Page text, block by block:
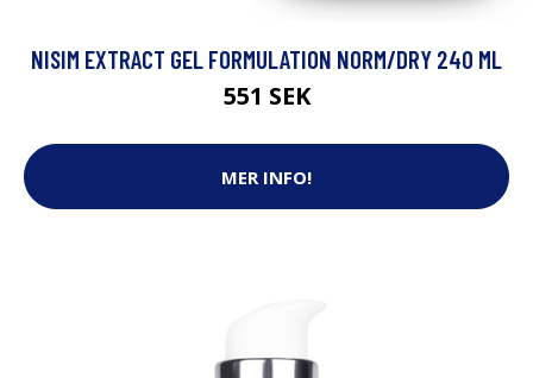
NISIM EXTRACT GEL FORMULATION NORM/DRY 240 ML
551 SEK
MER INFO!